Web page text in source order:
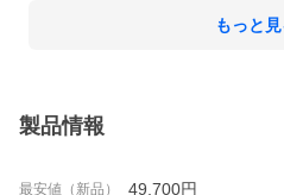
もっと
製品情報
最安値（新品） 49,700円